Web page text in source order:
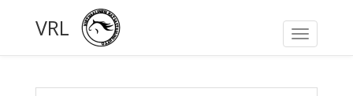
Toggle
VRL